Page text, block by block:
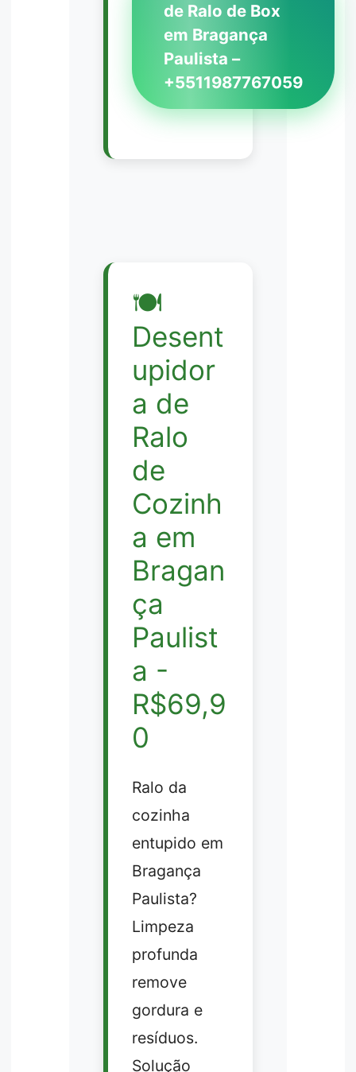
de Ralo de Box
em Bragança
Paulista –
+5511987767059
🍽️
Desent
upidor
a de
Ralo
de
Cozinh
a em
Bragan
ça
Paulist
a -
R$69,9
0
Ralo da
cozinha
entupido em
Bragança
Paulista?
Limpeza
profunda
remove
gordura e
resíduos.
Solução